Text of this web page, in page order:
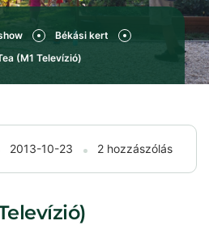
Békási kert
(M1 Televízió)
2013-10-23 2 hozzászólás